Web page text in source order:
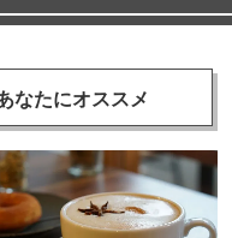
なたにオススメ